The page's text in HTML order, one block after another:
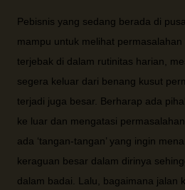
Pebisnis yang sedang berada di
mampu untuk melihat
terjebak di dalam rutinitas harian,
segera keluar dari benang kusut
terjadi juga besar. Berharap ada
ke luar dan mengatasi
ada ‘tangan-tangan’ yang ingin
keraguan besar dalam dirinya
dalam badai. Lalu, bagaimana jalan